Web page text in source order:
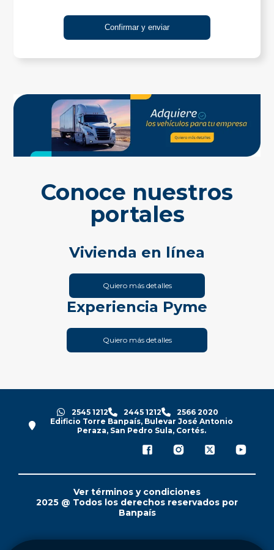
Conoce nuestros
portales
Vivienda en línea
Quiero más detalles
Experiencia Pyme
Quiero más detalles
2545 1212 2445 1212
2566 2020
Edificio Torre Banpaís, Bulevar José Antonio
Peraza, San Pedro Sula, Cortés.
Ver términos y condiciones
2025 @ Todos los derechos reservados por
Banpaís